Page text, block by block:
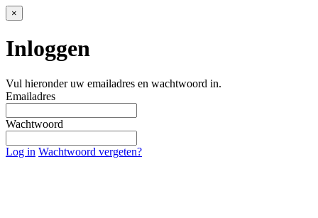
×
Inloggen
Vul hieronder uw emailadres en wachtwoord in.
Emailadres
Wachtwoord
Log in Wachtwoord vergeten?